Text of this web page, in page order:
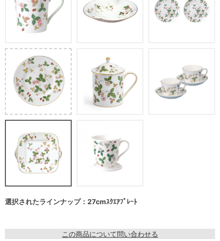
選択されたラインナップ：27cmｽｸｴｱﾌﾟﾚｰﾄ
この商品について問い合わせる